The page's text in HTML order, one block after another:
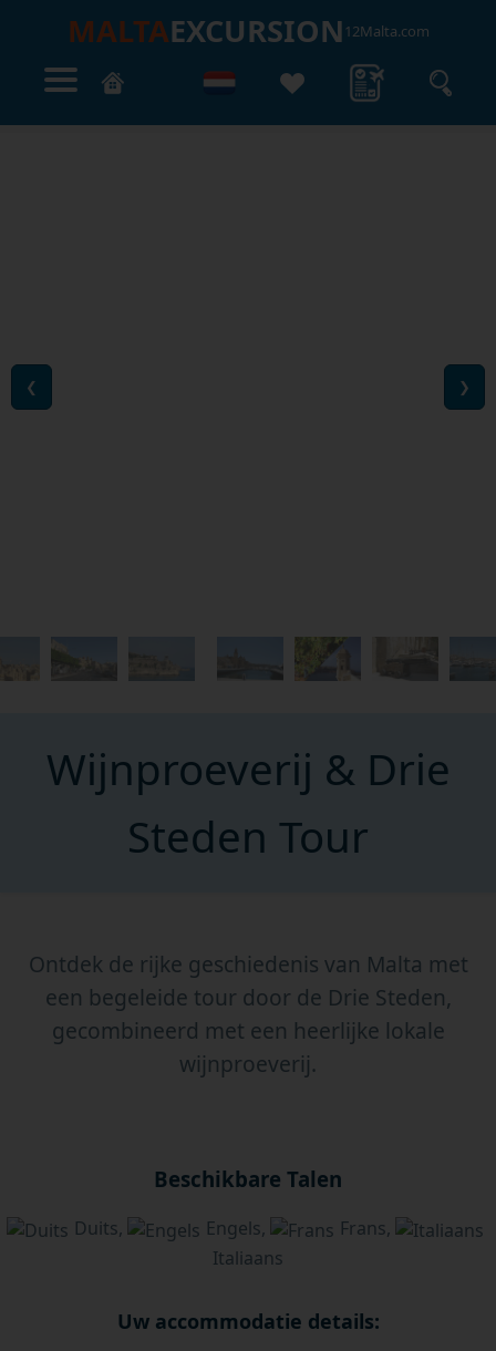
MALTAEXCURSION 12Malta.com
❮ ❯
Wijnproeverij & Drie
Steden Tour
Ontdek de rijke geschiedenis van Malta met
een begeleide tour door de Drie Steden,
gecombineerd met een heerlijke lokale
wijnproeverij.
Beschikbare Talen
Duits, Engels,
Frans,
Italiaans
Uw accommodatie details: